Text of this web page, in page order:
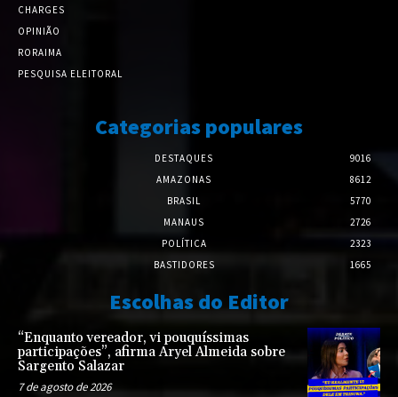
CHARGES
OPINIÃO
RORAIMA
PESQUISA ELEITORAL
Categorias populares
DESTAQUES
9016
AMAZONAS
8612
BRASIL
5770
MANAUS
2726
POLÍTICA
2323
BASTIDORES
1665
Escolhas do Editor
“Enquanto vereador, vi pouquíssimas
participações”, afirma Aryel Almeida sobre
Sargento Salazar
7 de agosto de 2026